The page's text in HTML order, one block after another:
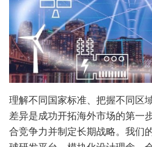
理解不同国家标准、把握不同区
差异是成功开拓海外市场的第一
合竞争力并制定长期战略。我们